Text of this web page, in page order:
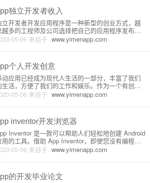
独立开发者收入
05-06 来自于 www.yimenapp.com
立开发者开发应用程序是一种新型的创业方式，越
越多的工程师及公司选择把自己的应用程序发布到
用商店上，希望能够由此赚取一定的商业利益。那
么，独立开发者如何赚取钱呢？本文就详细介绍一下
独立开发者获得收入的主
个人开发创意
05-06 来自于 www.yimenapp.com
动应用已经成为现代人生活的一部分，丰富了我们
生活，方便了我们的工作和娱乐。作为一个有创意
个人开发者，你可以通过打造自己的应用，向世界
呈现你的才华和创意。本文将介绍一些app个人开发创
用：生活助手应用的目
inventor开发浏览器
05-06 来自于 www.yimenapp.com
Inventor 是一款可以帮助人们轻松地创建 Android
用的工具。借助 App Inventor，即使您没有编程基
，也能轻松地创建自己的应用程序。其中，App Inv
entor 中自带一个浏览器组件，可以很方便地实现浏览
的开发毕业论文